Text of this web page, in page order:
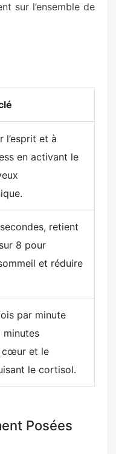
sur l’ensemble de
l’esprit et à
en activant le
retient
8 pour
et réduire
par minute
minutes
cœur et le
le cortisol.
Posées